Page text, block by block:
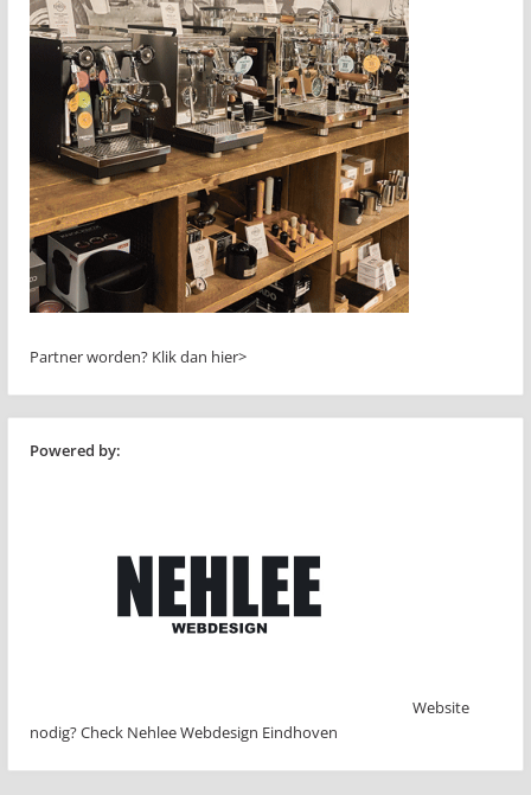
Partner worden? Klik dan hier>
Powered by:
Website
nodig? Check Nehlee Webdesign Eindhoven